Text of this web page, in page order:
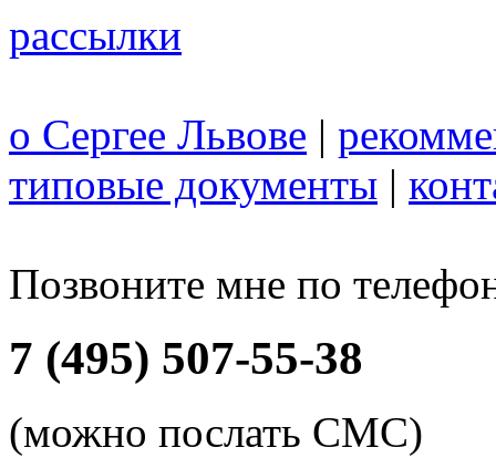
рассылки
о Сергее Львове |
типовые документы |
Позвоните мне по
7 (495) 507-55-38
(можно послать СМС)